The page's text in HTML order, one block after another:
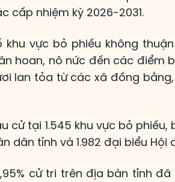
cấp nhiệm kỳ 2026-2031.
vực bỏ phiếu không
hoan, nô nức đến các điểm
lan tỏa từ các xã đồng
cử tại 1.545 khu vực bỏ phiếu,
dân tỉnh và 1.982 đại biểu Hội
cử tri trên địa bàn tỉnh